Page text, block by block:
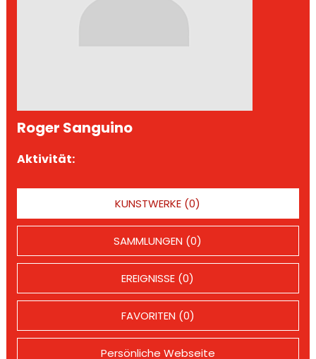
Roger Sanguino
Aktivität:
KUNSTWERKE (0)
SAMMLUNGEN (0)
EREIGNISSE (0)
FAVORITEN (0)
Persönliche Webseite